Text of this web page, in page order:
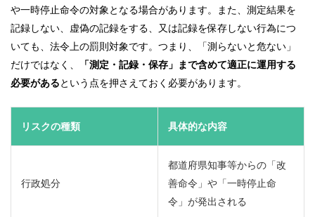
や一時停止命令の対象となる場合があります。また、測定結果を
記録しない、虚偽の記録をする、又は記録を保存しない行為につ
いても、法令上の罰則対象です。つまり、「測らないと危ない」
だけではなく、
「測定・記録・保存」まで含めて適正に運用する
必要があるという点を押さえておく必要があります。
リスクの種類 具体的な内容
行政処分
都道府県知事等からの「改
善命令」や「一時停止命
令」が発出される